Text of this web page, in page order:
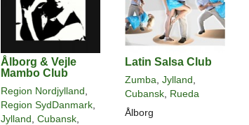
Ålborg & Vejle
Mambo Club
Region Nordjylland
Region SydDanmark,
Jylland Cubansk,
Latin Salsa Club
Zumba ,Jylland
Cubansk Rueda
Ålborg